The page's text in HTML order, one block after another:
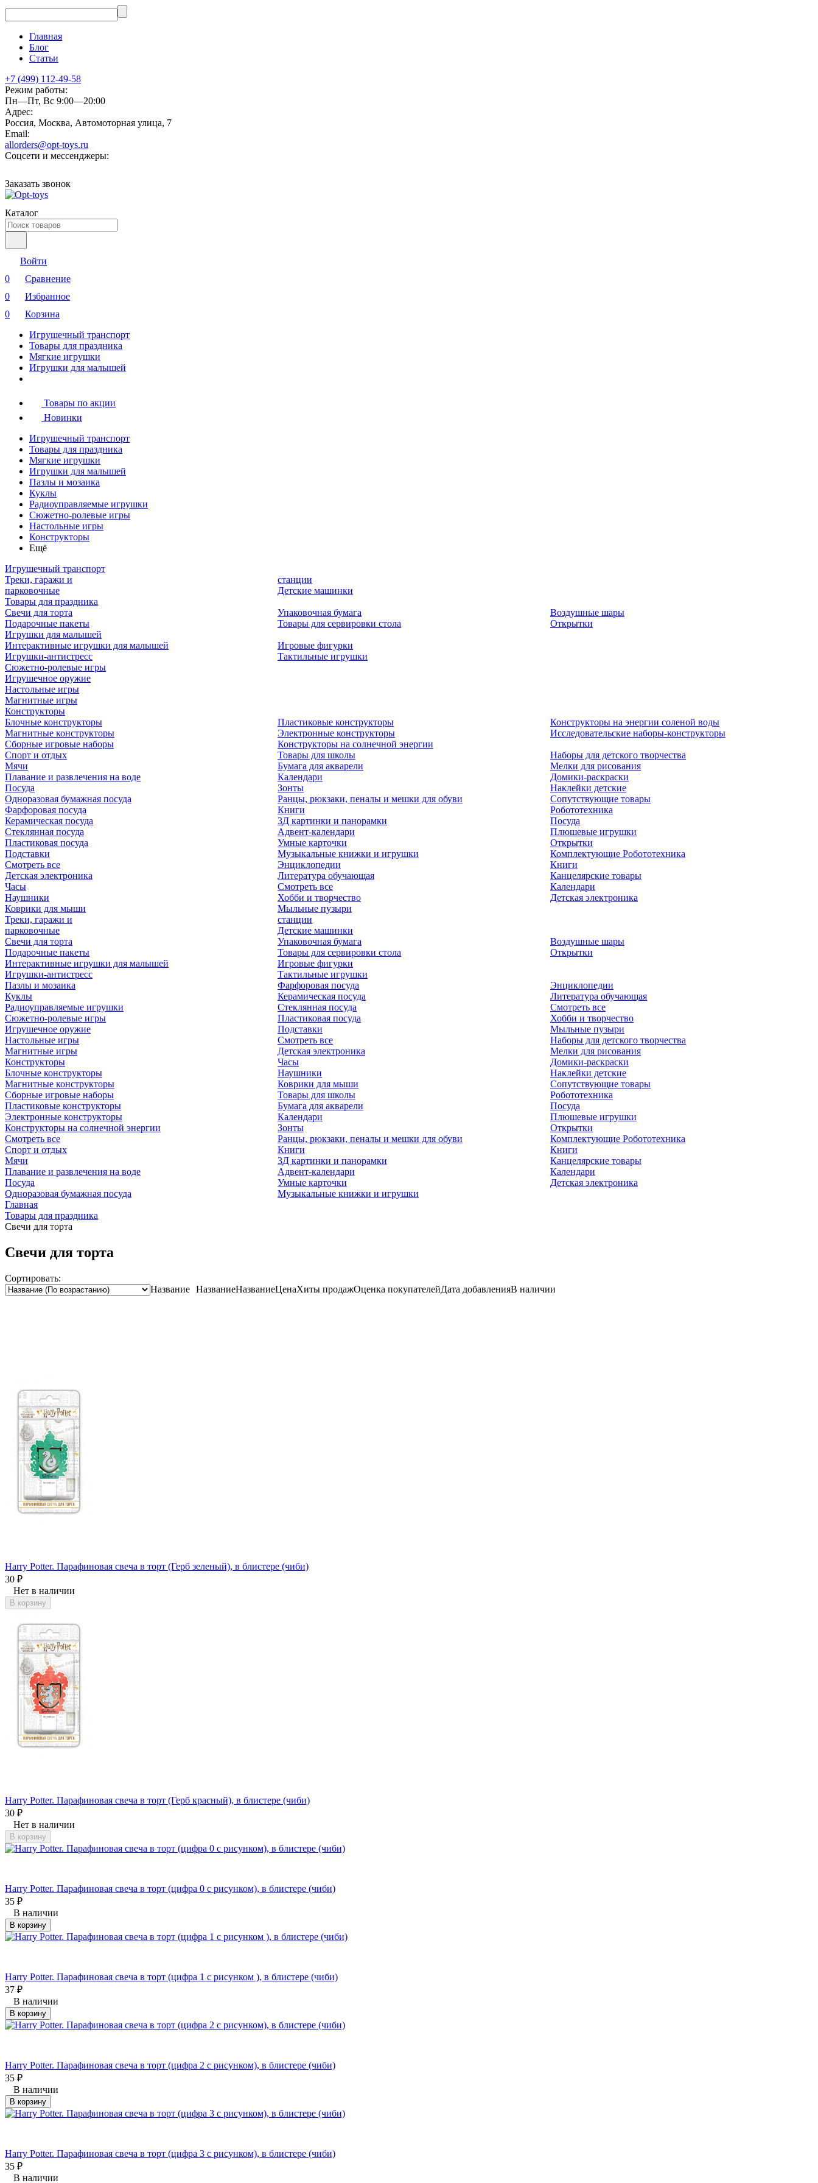
Главная
Блог
Статьи
+7 (499) 112-49-58
Режим работы:
Пн—Пт, Вс 9:00—20:00
Адрес:
Россия, Москва, Автомоторная улица, 7
Email:
allorders@opt-toys.ru
Соцсети и мессенджеры:
Заказать звонок
Каталог
Войти
0
Сравнение
0
Избранное
0
Корзина
Игрушечный транспорт
Товары для праздника
Мягкие игрушки
Игрушки для малышей
Товары по акции
Новинки
Игрушечный транспорт
Товары для праздника
Мягкие игрушки
Игрушки для малышей
Пазлы и мозаика
Куклы
Радиоуправляемые игрушки
Сюжетно-ролевые игры
Настольные игры
Конструкторы
Ещё
Игрушечный транспорт
Треки, гаражи и
парковочные
станции
Детские машинки
Товары для праздника
Свечи для торта
Подарочные пакеты
Упаковочная бумага
Товары для сервировки стола
Воздушные шары
Открытки
Игрушки для малышей
Интерактивные игрушки для малышей
Игрушки-антистресс
Игровые фигурки
Тактильные игрушки
Сюжетно-ролевые игры
Игрушечное оружие
Настольные игры
Магнитные игры
Конструкторы
Блочные конструкторы
Магнитные конструкторы
Сборные игровые наборы
Пластиковые конструкторы
Электронные конструкторы
Конструкторы на солнечной энергии
Конструкторы на энергии соленой воды
Исследовательские наборы-конструкторы
Спорт и отдых
Мячи
Плавание и развлечения на воде
Посуда
Одноразовая бумажная посуда
Фарфоровая посуда
Керамическая посуда
Стеклянная посуда
Пластиковая посуда
Подставки
Смотреть все
Детская электроника
Часы
Наушники
Коврики для мыши
Товары для школы
Бумага для акварели
Календари
Зонты
Ранцы, рюкзаки, пеналы и мешки для обуви
Книги
3Д картинки и панорамки
Адвент-календари
Умные карточки
Музыкальные книжки и игрушки
Энциклопедии
Литература обучающая
Смотреть все
Хобби и творчество
Мыльные пузыри
Наборы для детского творчества
Мелки для рисования
Домики-раскраски
Наклейки детские
Сопутствующие товары
Робототехника
Посуда
Плюшевые игрушки
Открытки
Комплектующие Робототехника
Книги
Канцелярские товары
Календари
Детская электроника
Треки, гаражи и
парковочные
станции
Детские машинки
Свечи для торта
Подарочные пакеты
Упаковочная бумага
Товары для сервировки стола
Воздушные шары
Открытки
Интерактивные игрушки для малышей
Игрушки-антистресс
Игровые фигурки
Тактильные игрушки
Пазлы и мозаика
Куклы
Радиоуправляемые игрушки
Сюжетно-ролевые игры
Игрушечное оружие
Настольные игры
Магнитные игры
Конструкторы
Блочные конструкторы
Магнитные конструкторы
Сборные игровые наборы
Пластиковые конструкторы
Электронные конструкторы
Конструкторы на солнечной энергии
Смотреть все
Спорт и отдых
Мячи
Плавание и развлечения на воде
Посуда
Одноразовая бумажная посуда
Фарфоровая посуда
Керамическая посуда
Стеклянная посуда
Пластиковая посуда
Подставки
Смотреть все
Детская электроника
Часы
Наушники
Коврики для мыши
Товары для школы
Бумага для акварели
Календари
Зонты
Ранцы, рюкзаки, пеналы и мешки для обуви
Книги
3Д картинки и панорамки
Адвент-календари
Умные карточки
Музыкальные книжки и игрушки
Энциклопедии
Литература обучающая
Смотреть все
Хобби и творчество
Мыльные пузыри
Наборы для детского творчества
Мелки для рисования
Домики-раскраски
Наклейки детские
Сопутствующие товары
Робототехника
Посуда
Плюшевые игрушки
Открытки
Комплектующие Робототехника
Книги
Канцелярские товары
Календари
Детская электроника
Главная
Товары для праздника
Свечи для торта
Свечи для торта
Сортировать:
Название НазваниеНазваниеЦенаХиты продажОценка покупателейДата добавленияВ наличии
Harry Potter. Парафиновая свеча в торт (Герб зеленый), в блистере (чиби)
30 ₽
Нет в наличии
В корзину
Harry Potter. Парафиновая свеча в торт (Герб красный), в блистере (чиби)
30 ₽
Нет в наличии
В корзину
Harry Potter. Парафиновая свеча в торт (цифра 0 с рисунком), в блистере (чиби)
35 ₽
В наличии
В корзину
Harry Potter. Парафиновая свеча в торт (цифра 1 с рисунком ), в блистере (чиби)
37 ₽
В наличии
В корзину
Harry Potter. Парафиновая свеча в торт (цифра 2 с рисунком), в блистере (чиби)
35 ₽
В наличии
В корзину
Harry Potter. Парафиновая свеча в торт (цифра 3 с рисунком), в блистере (чиби)
35 ₽
В наличии